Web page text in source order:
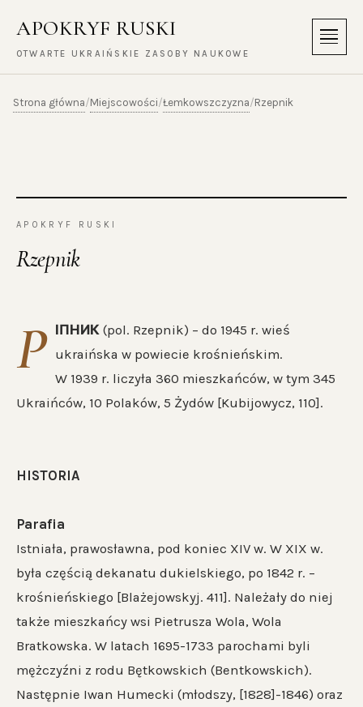
APOKRYF RUSKI
OTWARTE UKRAIŃSKIE ZASOBY NAUKOWE
Menu
Strona główna/Miejscowości/Łemkowszczyzna/Rzepnik
APOKRYF RUSKI
Rzepnik
Р ІПНИК (pol. Rzepnik) – do 1945 r. wieś
ukraińska w powiecie krośnieńskim.
W 1939 r. liczyła 360 mieszkańców, w tym 345
Ukraińców, 10 Polaków, 5 Żydów [Kubijowycz, 110].
HISTORIA
Parafia
Istniała, prawosławna, pod koniec XIV w. W XIX w.
była częścią dekanatu dukielskiego, po 1842 r. –
krośnieńskiego [Blażejowskyj. 411]. Należały do niej
także mieszkańcy wsi Pietrusza Wola, Wola
Bratkowska. W latach 1695-1733 parochami byli
mężczyźni z rodu Bętkowskich (Bentkowskich).
Następnie Iwan Humecki (młodszy, [1828]-1846) oraz